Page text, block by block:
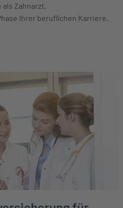
Zahnarzt.
Ihrer beruflichen Karriere.
für Zahnärzte
für Mediziner in der